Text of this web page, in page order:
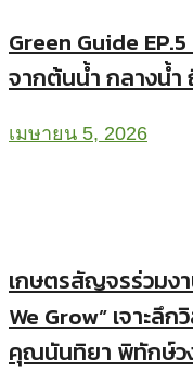
Green Guide
จากต้นน้ำ กลางน้ำ
เมษายน 5, 2026
เกษตรสัญจรร่วมง
We Grow” เจาะ
คุณนันทิยา พิทักษ์ว